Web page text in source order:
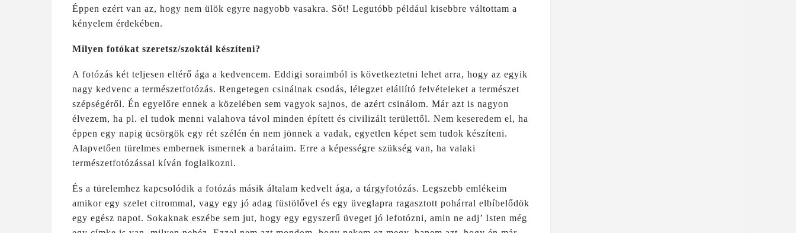
Éppen ezért van az, hogy nem ülök egyre nagyobb vasakra. Sőt! Legutóbb például kisebbre váltottam a
kényelem érdekében.
Milyen fotókat szeretsz/szoktál készíteni?
A fotózás két teljesen eltérő ága a kedvencem. Eddigi soraimból is következtetni lehet arra, hogy az egyik
nagy kedvenc a természetfotózás. Rengetegen csinálnak csodás, lélegzet elállító felvételeket a természet
szépségéről. Én egyelőre ennek a közelében sem vagyok sajnos, de azért csinálom. Már azt is nagyon
élvezem, ha pl. el tudok menni valahova távol minden épített és civilizált területtől. Nem keseredem el, ha
éppen egy napig ücsörgök egy rét szélén én nem jönnek a vadak, egyetlen képet sem tudok készíteni.
Alapvetően türelmes embernek ismernek a barátaim. Erre a képességre szükség van, ha valaki
természetfotózással kíván foglalkozni.
És a türelemhez kapcsolódik a fotózás másik általam kedvelt ága, a tárgyfotózás. Legszebb emlékeim
amikor egy szelet citrommal, vagy egy jó adag füstölővel és egy üveglapra ragasztott pohárral elbíbelődök
egy egész napot. Sokaknak eszébe sem jut, hogy egy egyszerű üveget jó lefotózni, amin ne adj’ Isten még